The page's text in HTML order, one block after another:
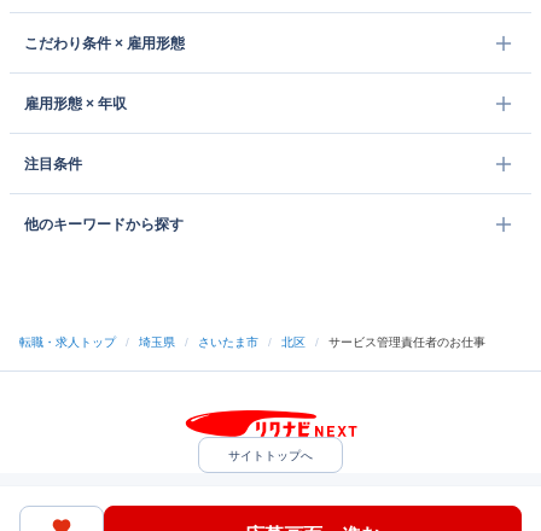
こだわり条件 × 雇用形態
雇用形態 × 年収
注目条件
他のキーワードから探す
転職・求人トップ / 埼玉県 / さいたま市 / 北区 / サービス管理責任者のお仕事
サイトトップへ
中途採用をご検討の企業様